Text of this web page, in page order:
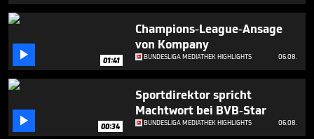
 01:41
Champions-League-Ansage
von Kompany
BUNDESLIGA MEDIATHEK HIGHLIGHTS 06.08.
 00:34
Sportdirektor spricht
Machtwort bei BVB-Star
BUNDESLIGA MEDIATHEK HIGHLIGHTS 06.08.